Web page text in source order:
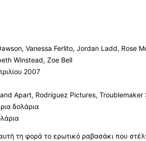
Vanessa Ferlito, Jordan Ladd, Rose
Winstead, Zoe Bell
2007
Apart, Rodriguez Pictures, Troublemaker
δολάρια
τη φορά το ερωτικό ραβασάκι που